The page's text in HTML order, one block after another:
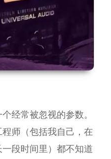
经常被忽视的参数。
师（包括我自己，在
段时间里）都不知道